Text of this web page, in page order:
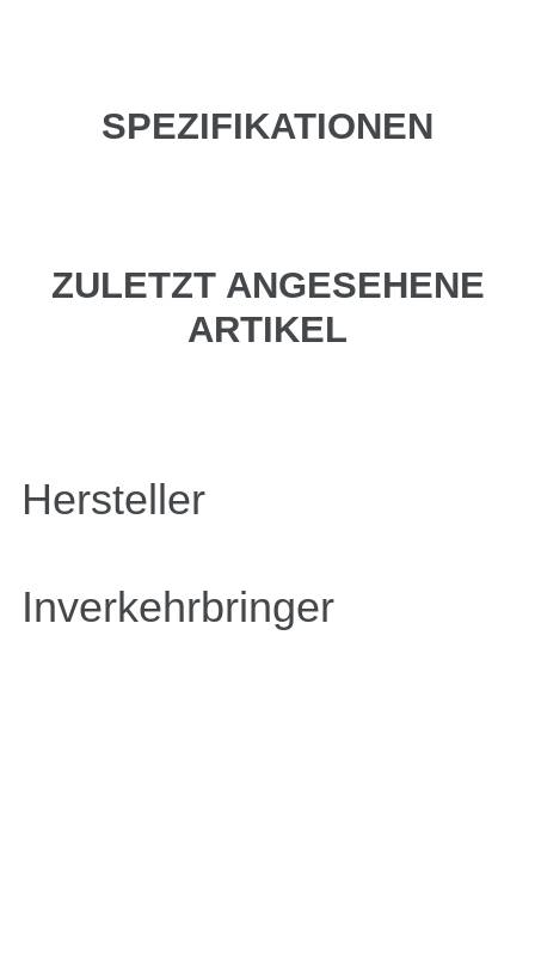
SPEZIFIKATIONEN
ZULETZT ANGESEHENE
ARTIKEL
Hersteller
Inverkehrbringer